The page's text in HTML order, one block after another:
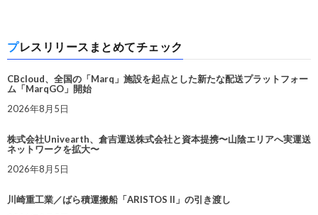
プレスリリースまとめてチェック
CBcloud、全国の「Marq」施設を起点とした新たな配送プラットフォー
ム「MarqGO」開始
2026年8月5日
株式会社Univearth、倉吉運送株式会社と資本提携〜山陰エリアへ実運送
ネットワークを拡大〜
2026年8月5日
川崎重工業／ばら積運搬船「ARISTOS II」の引き渡し